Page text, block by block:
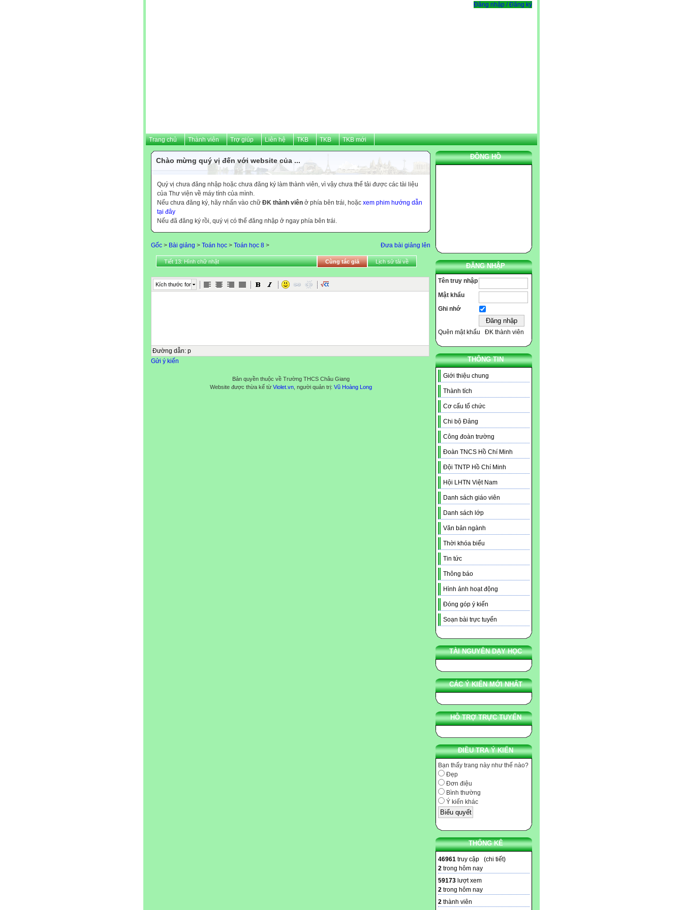
Đăng nhập / Đăng ký
Trang chủ Thành viên Trợ giúp Liên hệ TKB TKB TKB mới
ĐỒNG HỒ
ĐĂNG NHẬP
Tên truy nhập
Mật khẩu
Ghi nhớ
Quên mật khẩu ĐK thành viên
THÔNG TIN
Giới thiệu chung
Thành tích
Cơ cấu tổ chức
Chi bộ Đảng
Công đoàn trường
Đoàn TNCS Hồ Chí Minh
Đội TNTP Hồ Chí Minh
Hội LHTN Việt Nam
Danh sách giáo viên
Danh sách lớp
Văn bản ngành
Thời khóa biểu
Tin tức
Thông báo
Hình ảnh hoạt động
Đóng góp ý kiến
Soạn bài trực tuyến
TÀI NGUYÊN DẠY HỌC
CÁC Ý KIẾN MỚI NHẤT
HỖ TRỢ TRỰC TUYẾN
ĐIỀU TRA Ý KIẾN
Bạn thấy trang này như thế nào?
Đẹp
Đơn điệu
Bình thường
Ý kiến khác
THỐNG KÊ
46961 truy cập (chi tiết)
2 trong hôm nay
59173 lượt xem
2 trong hôm nay
2 thành viên
Chào mừng quý vị đến với website của ...
Quý vị chưa đăng nhập hoặc chưa đăng ký làm thành viên, vì vậy chưa thể tải được các tài liệu
của Thư viện về máy tính của mình.
Nếu chưa đăng ký, hãy nhấn vào chữ ĐK thành viên ở phía bên trái, hoặc xem phim hướng dẫn
tại đây
Nếu đã đăng ký rồi, quý vị có thể đăng nhập ở ngay phía bên trái.
Đưa bài giảng lên
Gốc > Bài giảng > Toán học > Toán học 8 >
Tiết 13: Hình chữ nhật Cùng tác giả Lịch sử tải về
Kích thước font
Đường dẫn: p
Gửi ý kiến
Bản quyền thuộc về Trường THCS Châu Giang
Website được thừa kế từ Violet.vn, người quản trị: Vũ Hoàng Long